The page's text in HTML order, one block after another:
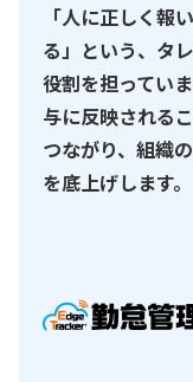
「人に正しく報
る」という、タ
役割を担ってい
与に反映される
つながり、組織
を底上げします。